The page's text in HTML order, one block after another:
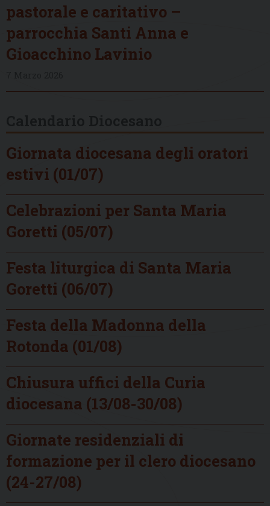
pastorale e caritativo –
parrocchia Santi Anna e
Gioacchino Lavinio
Giornata diocesana degli oratori
estivi (01/07)
Celebrazioni per Santa Maria
Goretti (05/07)
Festa liturgica di Santa Maria
Goretti (06/07)
Festa della Madonna della
Rotonda (01/08)
Chiusura uffici della Curia
diocesana (13/08-30/08)
Giornate residenziali di
formazione per il clero diocesano
(24-27/08)